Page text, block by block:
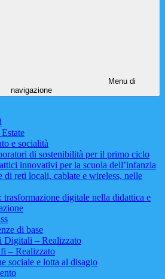
Menu di
navigazione
e socialità
di sostenibilità per il primo ciclo
innovativi per la scuola dell’infanzia
di reti locali, cablate e wireless, nelle
digitale nella didattica e
di base
Digitali – Realizzato
– Realizzato
sociale e lotta al disagio